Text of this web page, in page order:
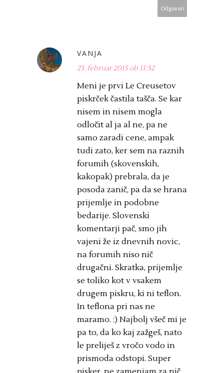
Odgovori
VANJA
23. februar 2015 ob 11:52
Meni je prvi Le Creusetov
piskrček častila tašča. Se kar
nisem in nisem mogla
odločit al ja al ne, pa ne
samo zaradi cene, ampak
tudi zato, ker sem na raznih
forumih (skovenskih,
kakopak) prebrala, da je
posoda zanič, pa da se hrana
prijemlje in podobne
bedarije. Slovenski
komentarji pač, smo jih
vajeni že iz dnevnih novic,
na forumih niso nič
drugačni. Skratka, prijemlje
se toliko kot v vsakem
drugem piskru, ki ni teflon.
In teflona pri nas ne
maramo. :) Najbolj všeč mi je
pa to, da ko kaj zažgeš, nato
le preliješ z vročo vodo in
prismoda odstopi. Super